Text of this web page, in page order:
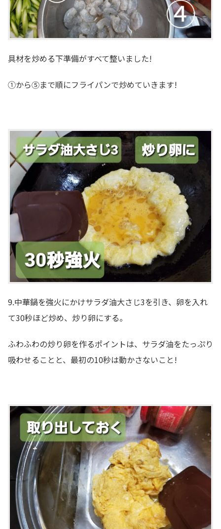
具材を炒める下準備がすべて整いました!
①から⑤まで順にフライパンで炒めていきます!
9.中華鍋を強火にかけサラダ油大さじ3を引き、卵を入れ
て30秒ほど炒め、炒り卵にする。
ふわふわの炒り卵を作るポイントは、サラダ油をたっぷり
吸わせることと、最初の10秒は動かさないこと!